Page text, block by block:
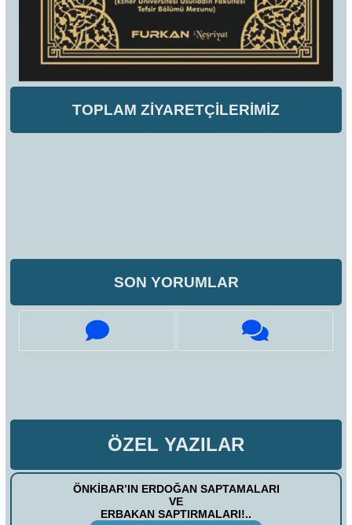
TOPLAM ZİYARETÇİLERİMİZ
SON YORUMLAR
ÖZEL YAZILAR
ÖNKİBAR’IN ERDOĞAN SAPTAMALARI
VE
ERBAKAN SAPTIRMALARI!..